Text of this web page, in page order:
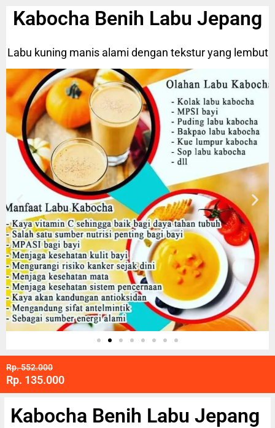
Kabocha Benih Labu Jepang
Labu kuning manis alami dengan tekstur yang lembut
Rp. 552.000
Rp. 135.000
Kabocha Benih Labu Jepang